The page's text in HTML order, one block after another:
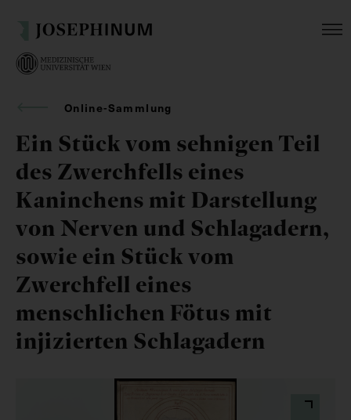
Online-Sammlung
Ein Stück vom sehnigen Teil
des Zwerchfells eines
Kaninchens mit Darstellung
von Nerven und Schlagadern,
sowie ein Stück vom
Zwerchfell eines
menschlichen Fötus mit
injizierten Schlagadern